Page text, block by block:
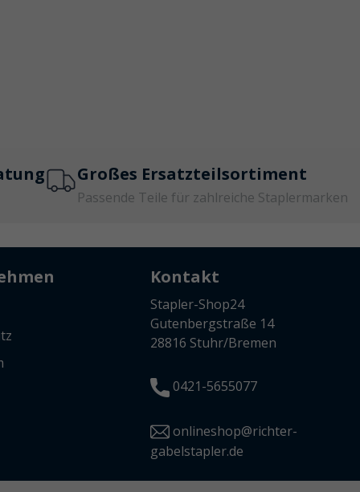
Großes Ersatzteilsortiment
Passende Teile für zahlreiche Staplermarken
Kontakt
Stapler-Shop24
Gutenbergstraße 14
28816 Stuhr/Bremen
0421-5655077
onlineshop@richter-
gabelstapler.de